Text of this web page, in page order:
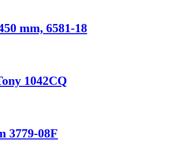
mm, 6581-18
1042CQ
3779-08F